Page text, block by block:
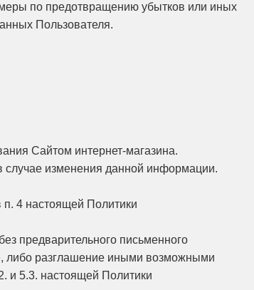
по предотвращению убытков или иных
Пользователя.
Сайтом интернет-магазина.
изменения данной информации.
4 настоящей Политики
предварительного письменного
либо разглашение иными возможными
и 5.3. настоящей Политики